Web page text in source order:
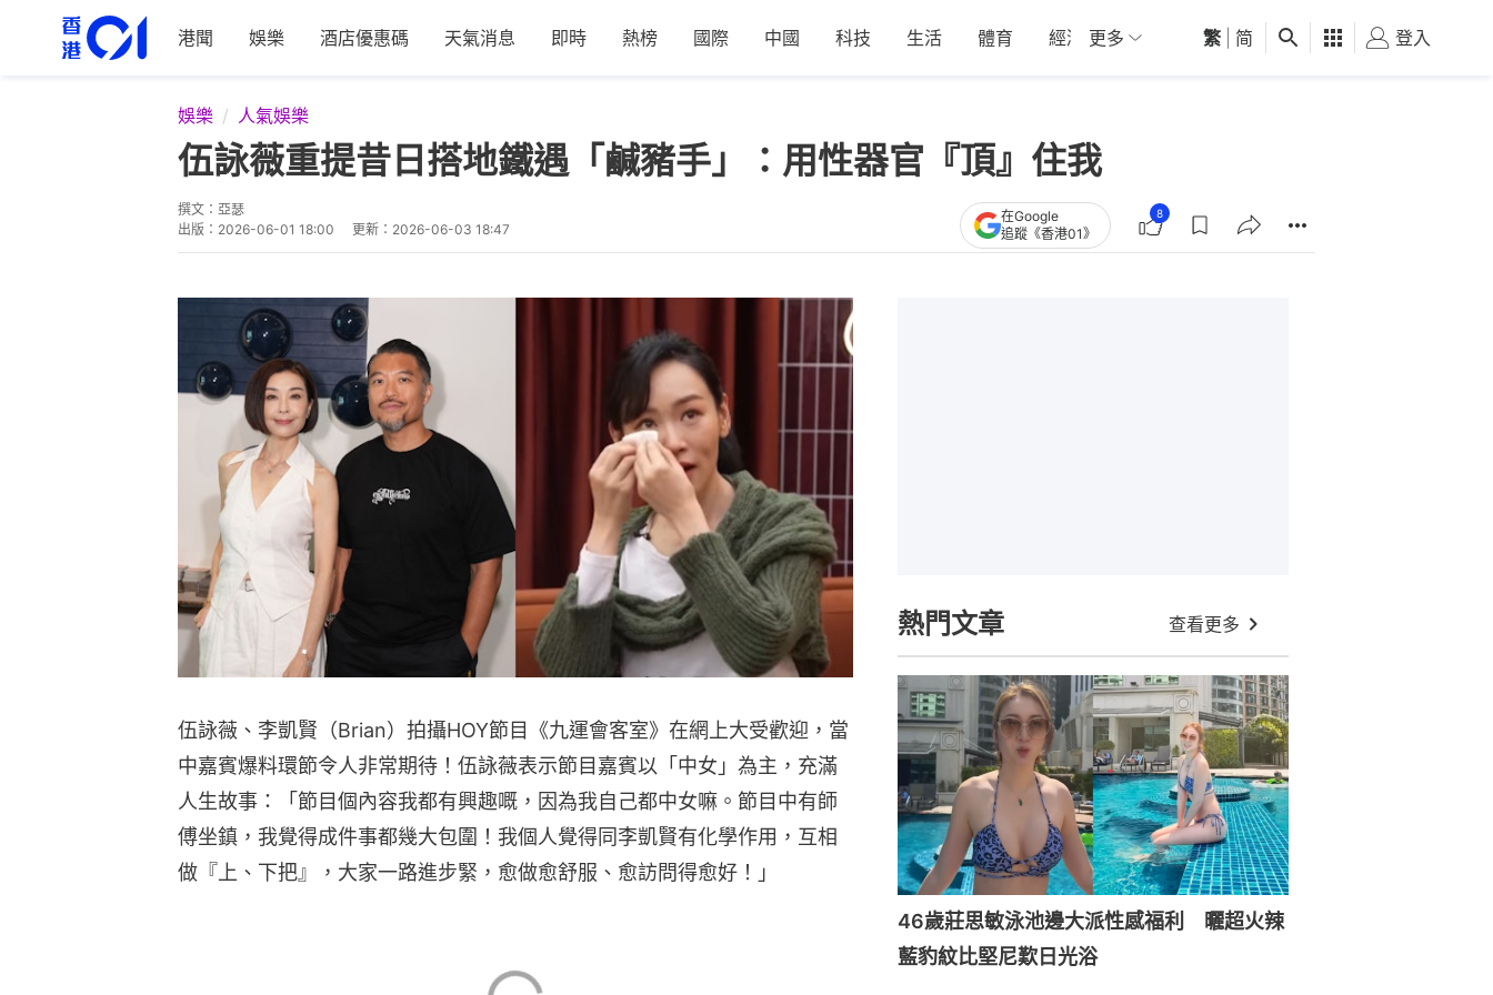
港聞 娛樂 酒店優惠碼 天氣消息 即時 熱榜 國際 中國 科技 生活 體育 經濟 01深圳 觀點 健康 好食玩飛
更多 繁 简 登入
娛樂 人氣娛樂
伍詠薇重提昔日搭地鐵遇「鹹豬手」：用性器官『頂』住我
撰文： 亞瑟
出版： 2026-06-01 18:00 更新： 2026-06-03 18:47
在Google
追蹤《香港01》
8
伍詠薇、李凱賢（Brian）拍攝HOY節目《九運會客室》在網上大受歡迎，當
中嘉賓爆料環節令人非常期待！伍詠薇表示節目嘉賓以「中女」為主，充滿
人生故事：「節目個內容我都有興趣嘅，因為我自己都中女嘛。節目中有師
傅坐鎮，我覺得成件事都幾大包圍！我個人覺得同李凱賢有化學作用，互相
做『上、下把』，大家一路進步緊，愈做愈舒服、愈訪問得愈好！」
熱門文章 查看更多
46歲莊思敏泳池邊大派性感福利 曬超火辣
藍豹紋比堅尼歎日光浴